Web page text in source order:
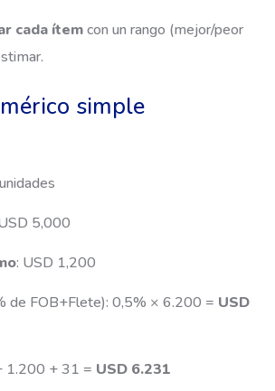
cada ítemcon un rango (mejor/peor
simple
5,000
: USD 1,200
de FOB+Flete): 0,5% × 6.200 = USD
1.200 + 31 = USD 6.231